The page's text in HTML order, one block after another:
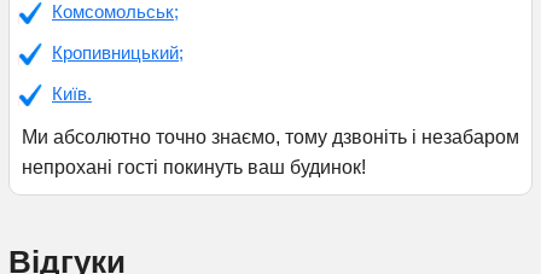
Комсомольськ;
Кропивницький;
Київ.
Ми абсолютно точно знаємо, тому дзвоніть і незабаром
непрохані гості покинуть ваш будинок!
Відгуки